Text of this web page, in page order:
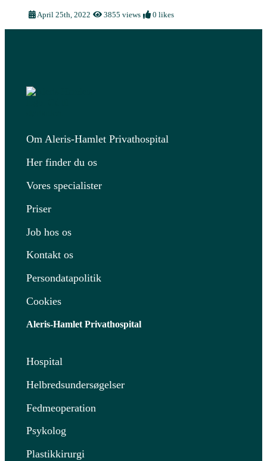
April 25th, 2022 3855 views 0 likes
Om Aleris-Hamlet Privathospital
Her finder du os
Vores specialister
Priser
Job hos os
Kontakt os
Persondatapolitik
Cookies
Aleris-Hamlet Privathospital
Hospital
Helbredsundersøgelser
Fedmeoperation
Psykolog
Plastikkirurgi